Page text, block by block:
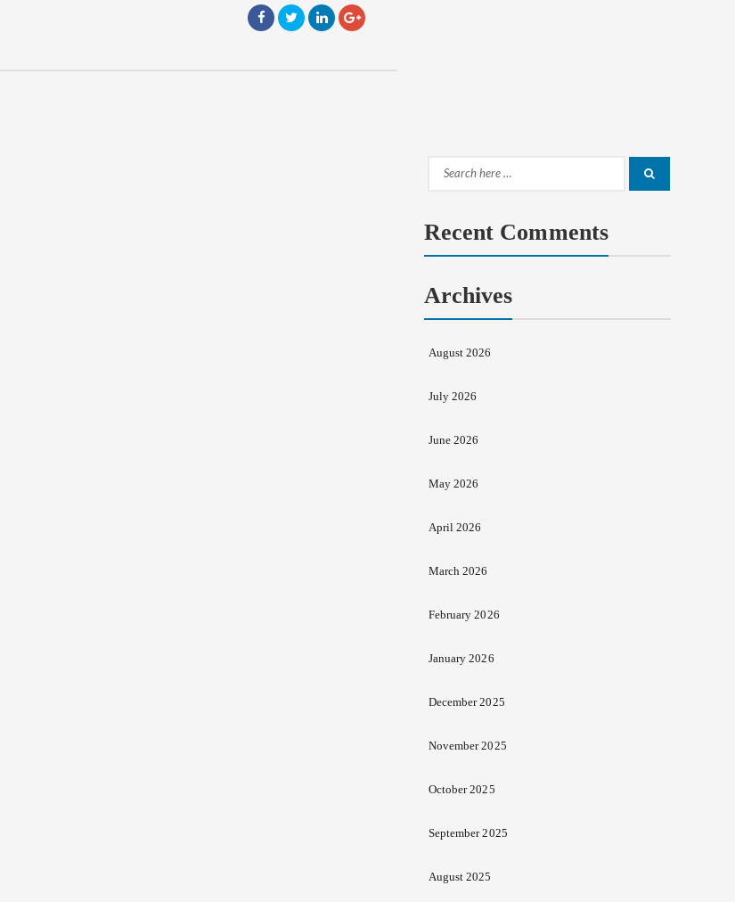
Search
Recent Comments
Archives
August 2026
July 2026
June 2026
May 2026
April 2026
March 2026
February 2026
January 2026
December 2025
November 2025
October 2025
September 2025
August 2025